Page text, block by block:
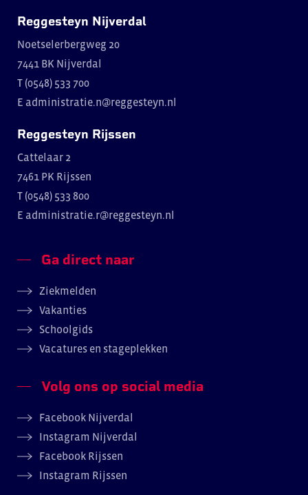
Reggesteyn Nijverdal
Noetselerbergweg 20
7441 BK Nijverdal
T (0548) 533 700
E administratie.n@reggesteyn.nl
Reggesteyn Rijssen
Cattelaar 2
7461 PK Rijssen
T (0548) 533 800
E administratie.r@reggesteyn.nl
Ga direct naar
Ziekmelden
Vakanties
Schoolgids
Vacatures en stageplekken
Volg ons op social media
Facebook Nijverdal
Instagram Nijverdal
Facebook Rijssen
Instagram Rijssen